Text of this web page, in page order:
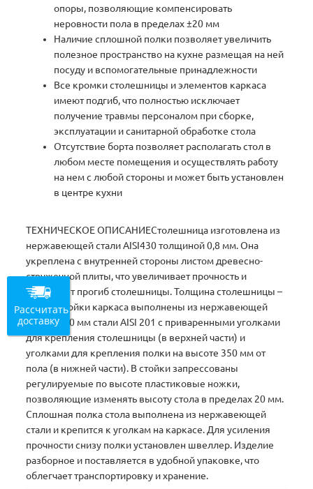
опоры, позволяющие компенсировать
неровности пола в пределах ±20 мм
Наличие сплошной полки позволяет увеличить
полезное пространство на кухне размещая на ней
посуду и вспомогательные принадлежности
Все кромки столешницы и элементов каркаса
имеют подгиб, что полностью исключает
получение травмы персоналом при сборке,
эксплуатации и санитарной обработке стола
Отсутствие борта позволяет располагать стол в
любом месте помещения и осуществлять работу
на нем с любой стороны и может быть установлен
в центре кухни
ТЕХНИЧЕСКОЕ ОПИСАНИЕСтолешница изготовлена из
нержавеющей стали AISI430 толщиной 0,8 мм. Она
укреплена с внутренней стороны листом древесно-
стружечной плиты, что увеличивает прочность и
исключает прогиб столешницы. Толщина столешницы –
50 мм. Стойки каркаса выполнены из нержавеющей
трубы O40 мм стали AISI 201 с приваренными уголками
для крепления столешницы (в верхней части) и
уголками для крепления полки на высоте 350 мм от
пола (в нижней части). В стойки запрессованы
регулируемые по высоте пластиковые ножки,
позволяющие изменять высоту стола в пределах 20 мм.
Сплошная полка стола выполнена из нержавеющей
стали и крепится к уголкам на каркасе. Для усиления
прочности снизу полки установлен швеллер. Изделие
разборное и поставляется в удобной упаковке, что
облегчает транспортировку и хранение.
Рассчитать
доставку